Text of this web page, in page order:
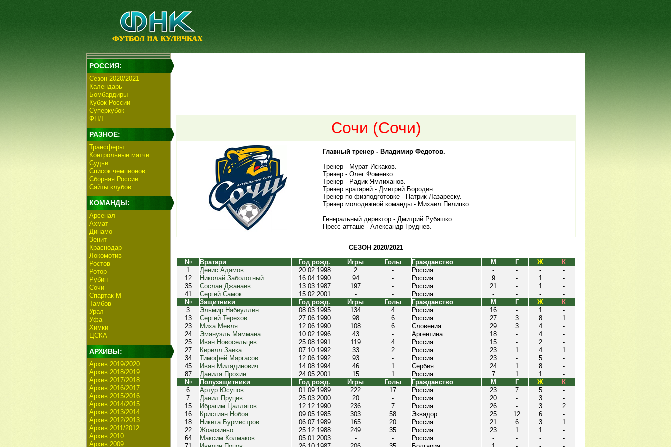
РОССИЯ:
Сезон 2020/2021
Календарь
Бомбардиры
Кубок России
Суперкубок
ФНЛ
РАЗНОЕ:
Трансферы
Контрольные матчи
Судьи
Список чемпионов
Сборная России
Сайты клубов
КОМАНДЫ:
Арсенал
Ахмат
Динамо
Зенит
Краснодар
Локомотив
Ростов
Ротор
Рубин
Сочи
Спартак М
Тамбов
Урал
Уфа
Химки
ЦСКА
АРХИВЫ:
Архив 2019/2020
Архив 2018/2019
Архив 2017/2018
Архив 2016/2017
Архив 2015/2016
Архив 2014/2015
Архив 2013/2014
Архив 2012/2013
Архив 2011/2012
Архив 2010
Архив 2009
Сочи (Сочи)
Главный тренер - Владимир Федотов.
Тренер - Мурат Искаков.
Тренер - Олег Фоменко.
Тренер - Радик Ямлиханов.
Тренер вратарей - Дмитрий Бородин.
Тренер по физподготовке - Патрик Лазареску.
Тренер молодежной команды - Михаил Пилипко.
Генеральный директор - Дмитрий Рубашко.
Пресс-атташе - Александр Груднев.
СЕЗОН 2020/2021
№
Вратари Год рожд. Игры Голы Гражданство М Г Ж
К
1
Денис Адамов 20.02.1998 2 - Россия - - -
-
12
Николай Заболотный 16.04.1990 94 - Россия 9 - 1
-
35
Сослан Джанаев 13.03.1987 197 - Россия 21 - 1
-
41
Сергей Самок 15.02.2001 - - Россия - - -
-
№
Защитники Год рожд. Игры Голы Гражданство М Г Ж
К
3
Эльмир Набиуллин 08.03.1995 134 4 Россия 16 - 1
-
13
Сергей Терехов 27.06.1990 98 6 Россия 27 3 8
1
23
Миха Мевля 12.06.1990 108 6 Словения 29 3 4
-
24
Эмануэль Маммана 10.02.1996 43 - Аргентина 18 - 4
-
25
Иван Новосельцев 25.08.1991 119 4 Россия 15 - 2
-
27
Кирилл Заика 07.10.1992 33 2 Россия 23 1 4
1
34
Тимофей Маргасов 12.06.1992 93 - Россия 23 - 5
-
45
Иван Миладинович 14.08.1994 46 1 Сербия 24 1 8
-
87
Данила Прохин 24.05.2001 15 1 Россия 7 1 1
-
№
Полузащитники Год рожд. Игры Голы Гражданство М Г Ж
К
6
Артур Юсупов 01.09.1989 222 17 Россия 23 7 5
-
7
Данил Пруцев 25.03.2000 20 - Россия 20 - 3
-
15
Ибрагим Цаллагов 12.12.1990 236 7 Россия 26 - 3
2
16
Кристиан Нобоа 09.05.1985 303 58 Эквадор 25 12 6
-
18
Никита Бурмистров 06.07.1989 165 20 Россия 21 6 3
1
22
Жоаозиньо 25.12.1988 249 35 Россия 23 1 1
-
64
Максим Колмаков 05.01.2003 - - Россия - - -
-